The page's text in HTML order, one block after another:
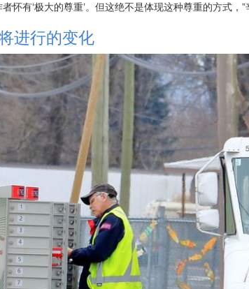
怀有‘极大的尊重’。但这绝不是体现这种尊重的方式，”
进行的变化